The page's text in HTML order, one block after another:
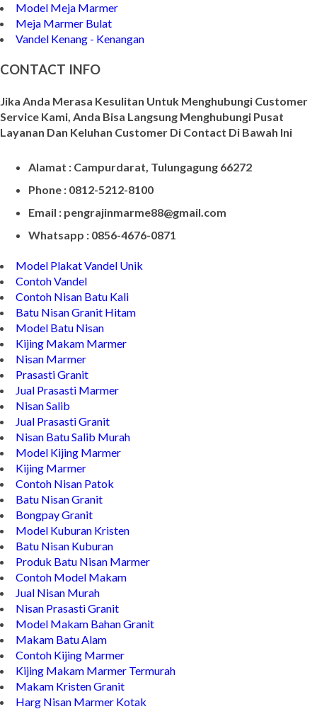
Model Meja Marmer
Meja Marmer Bulat
Vandel Kenang - Kenangan
CONTACT INFO
Jika Anda Merasa Kesulitan Untuk Menghubungi Customer
Service Kami, Anda Bisa Langsung Menghubungi Pusat
Layanan Dan Keluhan Customer Di Contact Di Bawah Ini
Alamat : Campurdarat, Tulungagung 66272
Phone : 0812-5212-8100
Email : pengrajinmarme88@gmail.com
Whatsapp : 0856-4676-0871
Model Plakat Vandel Unik
Contoh Vandel
Contoh Nisan Batu Kali
Batu Nisan Granit Hitam
Model Batu Nisan
Kijing Makam Marmer
Nisan Marmer
Prasasti Granit
Jual Prasasti Marmer
Nisan Salib
Jual Prasasti Granit
Nisan Batu Salib Murah
Model Kijing Marmer
Kijing Marmer
Contoh Nisan Patok
Batu Nisan Granit
Bongpay Granit
Model Kuburan Kristen
Batu Nisan Kuburan
Produk Batu Nisan Marmer
Contoh Model Makam
Jual Nisan Murah
Nisan Prasasti Granit
Model Makam Bahan Granit
Makam Batu Alam
Contoh Kijing Marmer
Kijing Makam Marmer Termurah
Makam Kristen Granit
Harg Nisan Marmer Kotak